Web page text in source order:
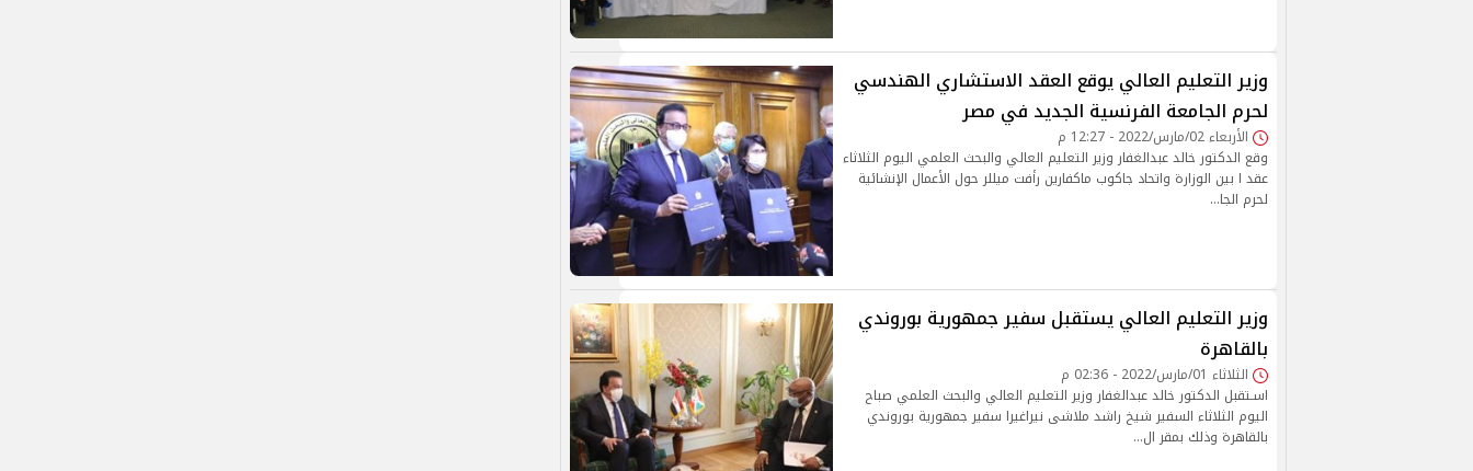
وزير التعليم العالي يوقع العقد الاستشاري الهندسي
لحرم الجامعة الفرنسية الجديد في مصر
الأربعاء 02/مارس/2022 - 12:27 م
وقع الدكتور خالد عبدالغفار وزير التعليم العالي والبحث العلمي اليوم الثلاثاء
عقد ا بين الوزارة واتحاد جاكوب ماكفارين رأفت ميللر حول الأعمال الإنشائية
لحرم الجا…
وزير التعليم العالي يستقبل سفير جمهورية بوروندي
بالقاهرة
الثلاثاء 01/مارس/2022 - 02:36 م
اسـتقبل الدكتور خالد عبدالغفار وزير التعليم العالي والبحث العلمي صباح
اليوم الثلاثاء السفير شيخ راشد ملاشى نيراغيرا سفير جمهورية بوروندي
بالقاهرة وذلك بمقر ال…